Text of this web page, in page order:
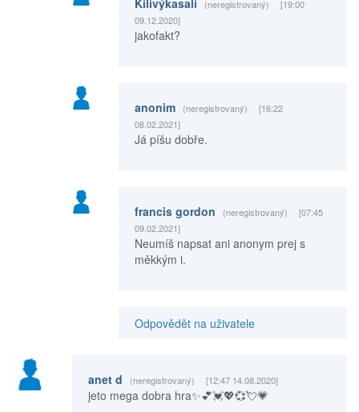
(neregistrovaný)
[19:00
09.12.2020]
jakofakt?
anonim (neregistrovaný)
[16:22
08.02.2021]
Já píšu dobře.
francis gordon (neregistrovaný)
[07:45
09.02.2021]
Neumíš napsat ani anonym prej s
měkkým i.
Odpovědět na uživatele
anet d (neregistrovaný) [12:47 14.08.2020]
jeto mega dobra hra✨💕💓💖💞💘💗